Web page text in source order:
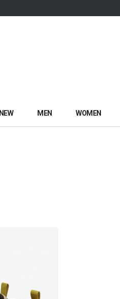
NEW MEN WOMEN